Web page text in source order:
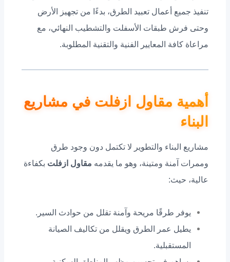
تنفيذ جميع أعمال تعبيد الطرق، بدءًا من تجهيز الأرض
وحتى فرش طبقات الأسفلت والتشطيب النهائي، مع
مراعاة كافة المعايير الفنية والتقنية المطلوبة.
أهمية مقاول ازفلت في مشاريع
البناء
مشاريع البناء والتطوير لا تكتمل دون وجود طرق
وممرات آمنة ومتينة، وهو ما يقدمه مقاول ازفلت بكفاءة
عالية، حيث:
يوفر طرقًا مريحة وآمنة تقلل من حوادث السير.
يطيل عمر الطرق ويقلل من تكاليف الصيانة
المستقبلية.